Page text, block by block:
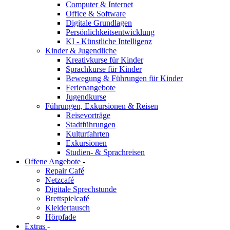
Computer & Internet
Office & Software
Digitale Grundlagen
Persönlichkeitsentwicklung
KI - Künstliche Intelligenz
Kinder & Jugendliche
Kreativkurse für Kinder
Sprachkurse für Kinder
Bewegung & Führungen für Kinder
Ferienangebote
Jugendkurse
Führungen, Exkursionen & Reisen
Reisevorträge
Stadtführungen
Kulturfahrten
Exkursionen
Studien- & Sprachreisen
Offene Angebote -
Repair Café
Netzcafé
Digitale Sprechstunde
Brettspielcafé
Kleidertausch
Hörpfade
Extras -